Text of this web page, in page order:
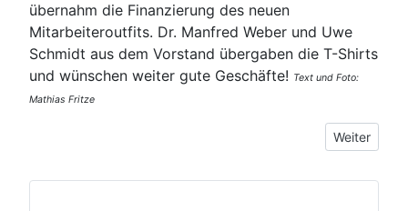
übernahm die Finanzierung des neuen
Mitarbeiteroutfits. Dr. Manfred Weber und Uwe
Schmidt aus dem Vorstand übergaben die T-Shirts
und wünschen weiter gute Geschäfte! Text und Foto:
Mathias Fritze
Nächster
Weiter